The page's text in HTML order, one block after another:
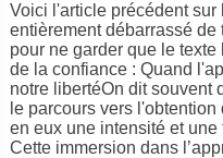
Voici l'article précédent
entièrement débarrassé
pour ne garder que le
de la confiance : Quand
notre libertéOn dit souvent
le parcours vers
en eux une intensité et
Cette immersion dans